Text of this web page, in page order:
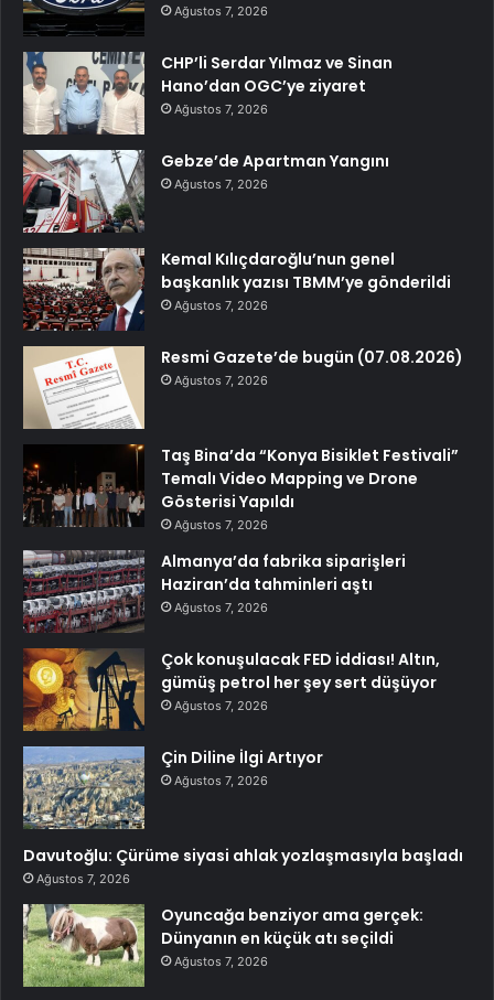
Ağustos 7, 2026
CHP’li Serdar Yılmaz ve Sinan
Hano’dan OGC’ye ziyaret
Ağustos 7, 2026
Gebze’de Apartman Yangını
Ağustos 7, 2026
Kemal Kılıçdaroğlu’nun genel
başkanlık yazısı TBMM’ye gönderildi
Ağustos 7, 2026
Resmi Gazete’de bugün (07.08.2026)
Ağustos 7, 2026
Taş Bina’da “Konya Bisiklet Festivali”
Temalı Video Mapping ve Drone
Gösterisi Yapıldı
Ağustos 7, 2026
Almanya’da fabrika siparişleri
Haziran’da tahminleri aştı
Ağustos 7, 2026
Çok konuşulacak FED iddiası! Altın,
gümüş petrol her şey sert düşüyor
Ağustos 7, 2026
Çin Diline İlgi Artıyor
Ağustos 7, 2026
Davutoğlu: Çürüme siyasi ahlak yozlaşmasıyla başladı
Ağustos 7, 2026
Oyuncağa benziyor ama gerçek:
Dünyanın en küçük atı seçildi
Ağustos 7, 2026